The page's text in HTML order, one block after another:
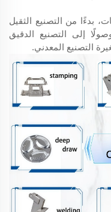
بدءًا من التصنيع الثقيل
إلى التصنيع الدقيق
التصنيع المعدني.